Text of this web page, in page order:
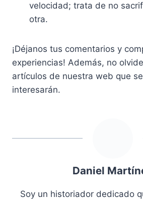
velocidad; trata de no
otra.
¡Déjanos tus comentarios y
experiencias! Además, no
artículos de nuestra web que
interesarán.
Daniel
Soy un historiador dedicado